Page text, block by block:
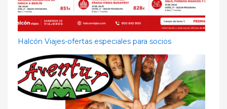
Halcón Viajes-ofertas especiales para socios